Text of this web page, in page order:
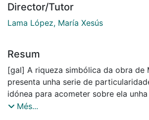
Director/Tutor
Lama López, María Xesús
Resum
[gal] A riqueza simbólica da obra de Méndez Ferrín
presenta unha serie de
idónea para acometer sobre ela
transversal e pluridisciplinar: ao
Més...